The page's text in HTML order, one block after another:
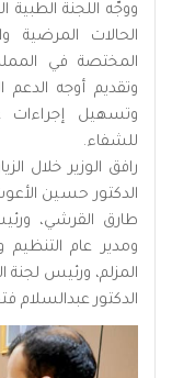
ووجّه اللجنة
الحالات
المختصة في
وتقديم أوجه
وتسهيل إجراءات
للشفاء.
رافق الوزير خلال
الدكتور حسين
طارق القرشي،
ومدير عام التنظيم
المزلم، ورئيس
الدكتور عبدالسلام